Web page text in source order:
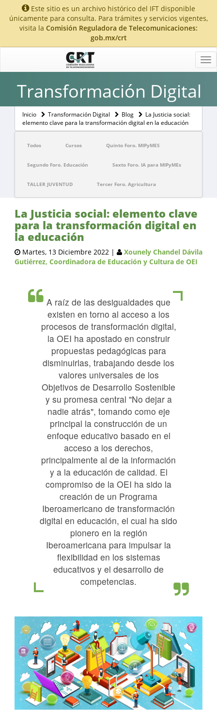
Este sitio es un archivo histórico del IFT disponible
únicamente para consulta. Para trámites y servicios vigentes,
visita la Comisión Reguladora de Telecomunicaciones:
gob.mx/crt
Transformación Digital
Inicio Transformación Digital Blog
La Justicia social:
elemento clave para la transformación digital en la educación
Todos Cursos Quinto Foro. MIPyMES
Segundo Foro. Educación Sexto Foro. IA para MIPyMEs
TALLER JUVENTUD Tercer Foro. Agricultura
La Justicia social: elemento clave
para la transformación digital en
la educación
Martes, 13 Diciembre 2022 |
Xounely Chandel Dávila
Gutiérrez, Coordinadora de Educación y Cultura de OEI
A raíz de las desigualdades que
existen en torno al acceso a los
procesos de transformación digital,
la OEI ha apostado en construir
propuestas pedagógicas para
disminuirlas, trabajando desde los
valores universales de los
Objetivos de Desarrollo Sostenible
y su promesa central "No dejar a
nadie atrás", tomando como eje
principal la construcción de un
enfoque educativo basado en el
acceso a los derechos,
principalmente al de la información
y a la educación de calidad. El
compromiso de la OEI ha sido la
creación de un Programa
Iberoamericano de transformación
digital en educación, el cual ha sido
pionero en la región
Iberoamericana para impulsar la
flexibilidad en los sistemas
educativos y el desarrollo de
competencias.